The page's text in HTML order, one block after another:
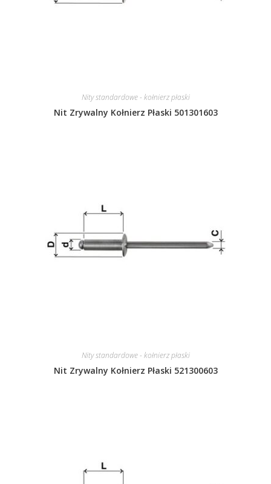
Nity standardowe - kołnierz płaski
Nit Zrywalny Kołnierz Płaski 501301603
Nity standardowe - kołnierz płaski
Nit Zrywalny Kołnierz Płaski 521300603